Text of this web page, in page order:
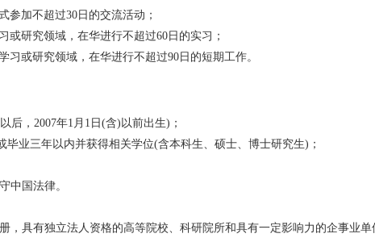
参加不超过30日的交流活动；
研究领域，在华进行不超过60日的实习；
或研究领域，在华进行不超过90日的短期工作。
后，2007年1月1日(含)以前出生)；
业三年以内并获得相关学位(含本科生、硕士、博士研究生)；
中国法律。
，具有独立法人资格的高等院校、科研院所和具有一定影响力的企事业单